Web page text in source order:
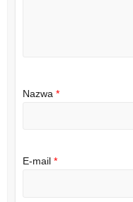
Nazwa *
E-mail *